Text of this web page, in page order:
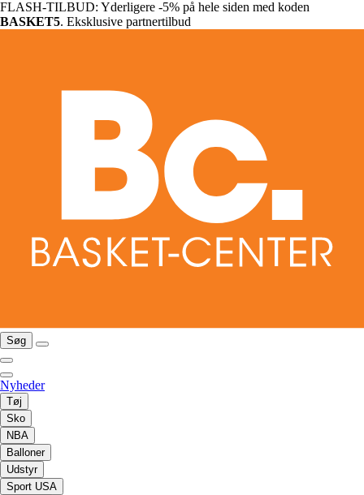
FLASH-TILBUD: Yderligere -5% på hele siden med koden
BASKET5. Eksklusive partnertilbud
Søg
Nyheder
Tøj
Sko
NBA
Balloner
Udstyr
Sport USA